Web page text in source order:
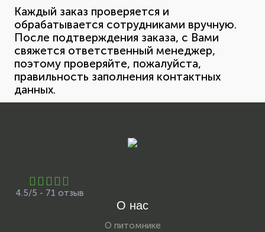
Каждый заказ проверяется и
обрабатывается сотрудниками вручную.
После подтверждения заказа, с Вами
свяжется ответственный менеджер,
поэтому проверяйте, пожалуйста,
правильность заполнения контактных
данных.
4.5/5 - 71 отзыв
О нас
О питомнике